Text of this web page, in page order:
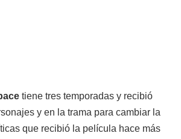
tiene tres temporadas y recibió
y en la trama para cambiar la
que recibió la película hace más